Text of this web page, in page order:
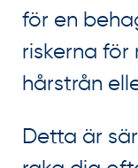
för en
riskerna för
hårstrån
Detta är